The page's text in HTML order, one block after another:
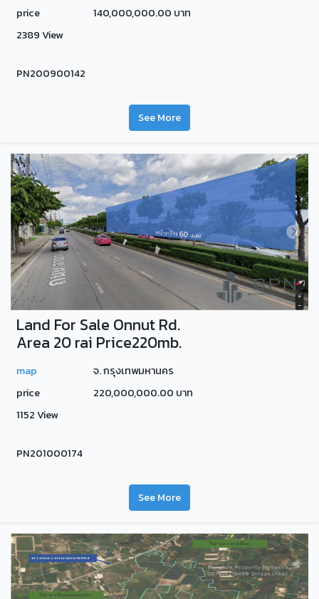
price
140,000,000.00 บาท
2389 View
PN200900142
See More
Land For Sale Onnut Rd.
Area 20 rai Price220mb.
map
จ. กรุงเทพมหานคร
price
220,000,000.00 บาท
1152 View
PN201000174
See More